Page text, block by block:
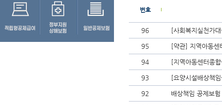
번호
96 [사회복지실천가
95 [약관] 지역아동
94 [지역아동센터종
93 [요양시설배상책
92 배상책임 공제보